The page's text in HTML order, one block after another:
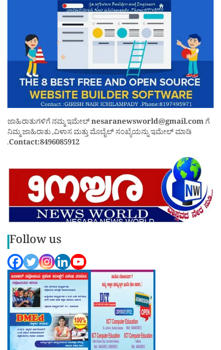
ಜಾಹಿರಾತುಗಳಿಗೆ ನಮ್ಮ ಇಮೇಲ್nesaranewsworld@gmail.comಗೆ
ನಿಮ್ಮ ಜಾಹಿರಾತು ,ವಿಳಾಸ ಮತ್ತು ಮೊಬೈಲ್ ಸಂಖ್ಯೆಯನ್ನು ಇಮೇಲ್ ಮಾಡಿ
.Contact:8496085912
Follow us